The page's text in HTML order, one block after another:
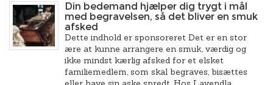
Din bedemand hjælper dig trygt i mål
med begravelsen, så det bliver en smuk
afsked
Dette indhold er sponsoreret Det er en stor
ære at kunne arrangere en smuk, værdig og
ikke mindst kærlig afsked for et elsket
familiemedlem, som skal begraves, bisættes